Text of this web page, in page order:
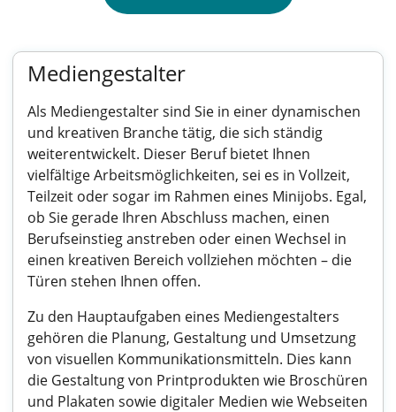
Mediengestalter
Als Mediengestalter sind Sie in einer dynamischen
und kreativen Branche tätig, die sich ständig
weiterentwickelt. Dieser Beruf bietet Ihnen
vielfältige Arbeitsmöglichkeiten, sei es in Vollzeit,
Teilzeit oder sogar im Rahmen eines Minijobs. Egal,
ob Sie gerade Ihren Abschluss machen, einen
Berufseinstieg anstreben oder einen Wechsel in
einen kreativen Bereich vollziehen möchten – die
Türen stehen Ihnen offen.
Zu den Hauptaufgaben eines Mediengestalters
gehören die Planung, Gestaltung und Umsetzung
von visuellen Kommunikationsmitteln. Dies kann
die Gestaltung von Printprodukten wie Broschüren
und Plakaten sowie digitaler Medien wie Webseiten